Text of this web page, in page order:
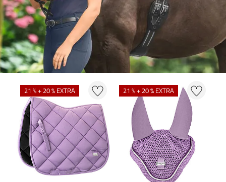
21 % + 20 % EXTRA 21 % + 20 % EXTRA